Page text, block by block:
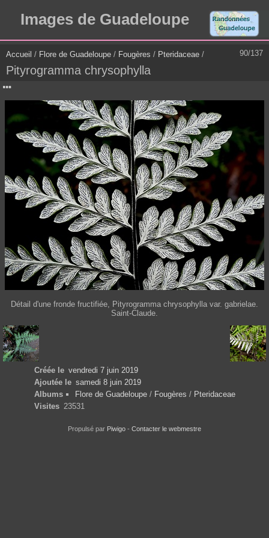
Images de Guadeloupe
90/137
Accueil / Flore de Guadeloupe / Fougères / Pteridaceae /
Pityrogramma chrysophylla
Détail d'une fronde fructifiée, Pityrogramma chrysophylla var. gabrielae.
Saint-Claude.
Créée le vendredi 7 juin 2019
Ajoutée le samedi 8 juin 2019
Albums
Flore de Guadeloupe/ Fougères / Pteridaceae
Visites 23531
Propulsé par Piwigo - Contacter le webmestre